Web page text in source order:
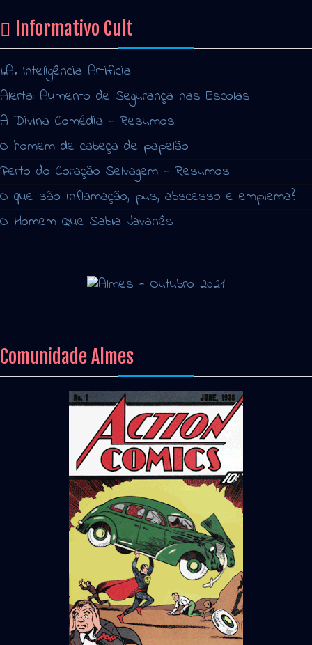
Informativo Cult
I.A. Inteligência Artificial
Alerta: Aumento de Segurança nas Escolas
A Divina Comédia - Resumos
O homem de cabeça de papelão
Perto do Coração Selvagem - Resumos
O que são inflamação, pus, abscesso e empiema?
O Homem Que Sabia Javanês
Comunidade Almes